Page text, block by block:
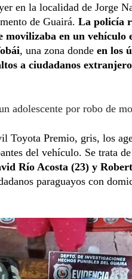
en la localidad de Jorge
de Guairá. La policía
movilizaba en un vehículo
, una zona donde en los
a ciudadanos
adolescente por robo de
Toyota Premio, gris, los
del vehículo. Se trata de
Río Acosta (23) y
paraguayos con